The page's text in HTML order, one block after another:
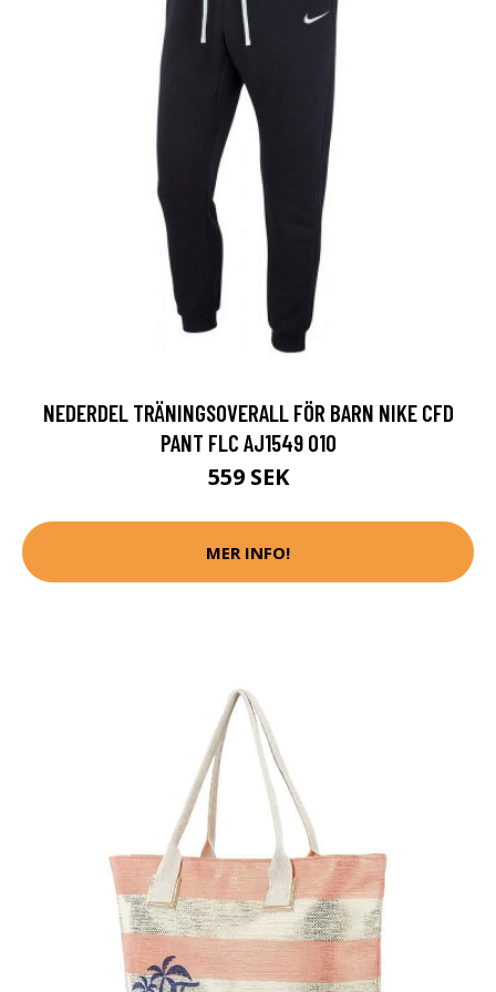
NEDERDEL TRÄNINGSOVERALL FÖR BARN NIKE CFD
PANT FLC AJ1549 010
559 SEK
MER INFO!